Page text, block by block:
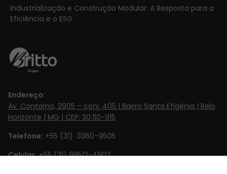
Industrialização e Construção Modular: A Resposta para a
Eficiência e o ESG
Endereço:
Av. Contorno, 2905 – conj. 405 | Bairro Santa Efigênia | Belo
Horizonte | MG | CEP: 30.110-915
Telefone: +55 (31) 3360-9505
Celular:+55 (31) 99512-4902‬
necessários
possamos